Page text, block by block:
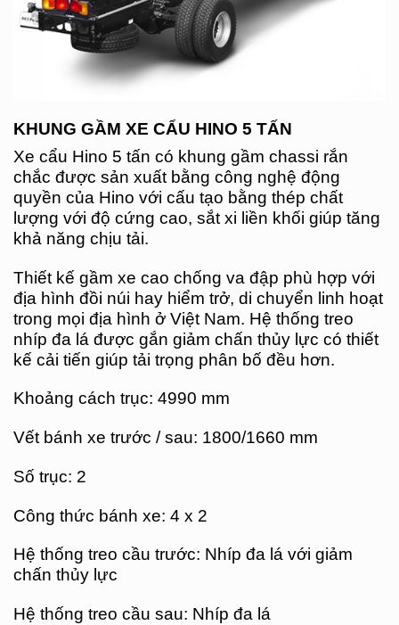
KHUNG GẦM XE CẨU HINO 5 TẤN
Xe cẩu Hino 5 tấn có khung gầm chassi rắn
chắc được sản xuất bằng công nghệ động
quyền của Hino với cấu tạo bằng thép chất
lượng với độ cứng cao, sắt xi liền khối giúp tăng
khả năng chịu tải.
Thiết kế gầm xe cao chống va đập phù hợp với
địa hình đồi núi hay hiểm trở, di chuyển linh hoạt
trong mọi địa hình ở Việt Nam. Hệ thống treo
nhíp đa lá được gắn giảm chấn thủy lực có thiết
kế cải tiến giúp tải trọng phân bố đều hơn.
Khoảng cách trục: 4990 mm
Vết bánh xe trước / sau: 1800/1660 mm
Số trục: 2
Công thức bánh xe: 4 x 2
Hệ thống treo cầu trước: Nhíp đa lá với giảm
chấn thủy lực
Hệ thống treo cầu sau: Nhíp đa lá